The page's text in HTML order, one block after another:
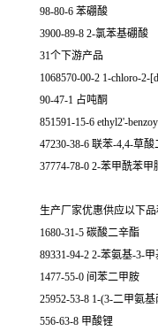
98-80-6 苯硼酸
3900-89-8 2-氯苯基硼酸
31个下游产品
1068570-00-2 1-chloro-2-
90-47-1 占吨酮
851591-15-6 ethyl2'-
47230-38-6 联苯-4,4-草
37774-78-0 2-苯甲酰苯甲
生产厂家优惠供应以下
1680-31-5 碳酸二辛酯
89331-94-2 2-苯氨基-3-
1477-55-0 间苯二甲胺
25952-53-8 1-(3-二甲氨
556-63-8 甲酸锂